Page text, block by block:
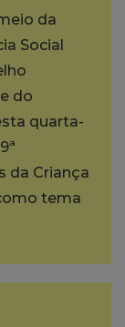
da
Social
do
quarta-
da Criança
tema